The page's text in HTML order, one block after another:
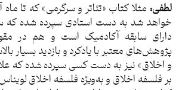
لطفی: مثلا کتاب «تئاتر و سرگرمی» که تا ماه
خواهد شد به دست استادی سپرده شده که
دارای سابقه آکادمیک است و هم در
پژوهش‌های معتبر با یادکرد و بازدید بسیار
و اخلاق» نیز به دست کسی سپرده شده که
بر فلسفه اخلاق و به‌ویژه فلسفه اخلاق